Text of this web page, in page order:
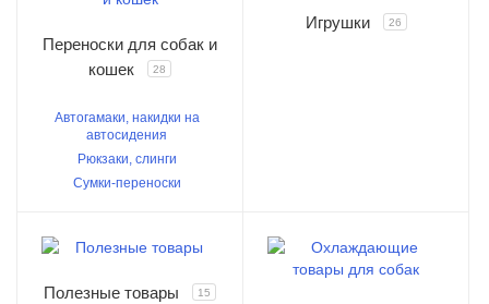
Переноски для собак и
кошек
28
Автогамаки, накидки на
автосидения
Рюкзаки, слинги
Сумки-переноски
Игрушки 26
Полезные товары 15